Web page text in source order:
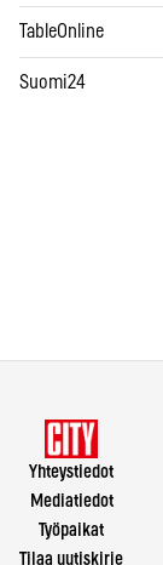
TableOnline
Suomi24
Yhteystiedot
Mediatiedot
Työpaikat
Tilaa uutiskirje